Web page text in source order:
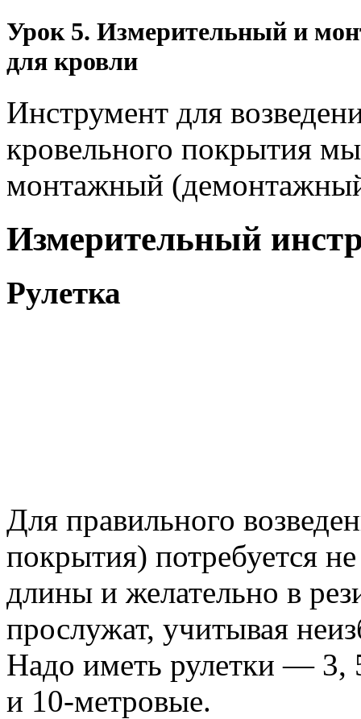
Урок 5. Измерительный и
для кровли
Инструмент для
кровельного покрытия
монтажный
Измерительный
Рулетка
Для правильного
покрытия) потребуется
длины и желательно в
прослужат, учитывая
Надо иметь рулетки — 3,
и 10-метровые.